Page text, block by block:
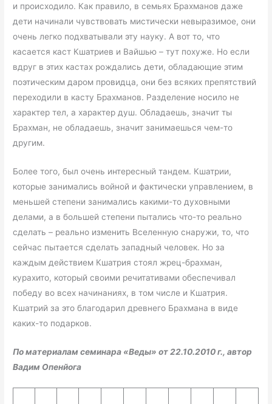
и происходило. Как правило, в семьях Брахманов даже
дети начинали чувствовать мистически невыразимое, они
очень легко подхватывали эту науку. А вот то, что
касается каст Кшатриев и Вайшью – тут похуже. Но если
вдруг в этих кастах рождались дети, обладающие этим
поэтическим даром провидца, они без всяких препятствий
переходили в касту Брахманов. Разделение носило не
характер тел, а характер душ. Обладаешь, значит ты
Брахман, не обладаешь, значит занимаешься чем-то
другим.
Более того, был очень интересный тандем. Кшатрии,
которые занимались войной и фактически управлением, в
меньшей степени занимались какими-то духовными
делами, а в большей степени пытались что-то реально
сделать – реально изменить Вселенную снаружи, то, что
сейчас пытается сделать западный человек. Но за
каждым действием Кшатрия стоял жрец-брахман,
курахито, который своими речитативами обеспечивал
победу во всех начинаниях, в том числе и Кшатрия.
Кшатрий за это благодарил древнего Брахмана в виде
каких-то подарков.
По материалам семинара «Веды» от 22.10.2010 г., автор
Вадим Опенйога